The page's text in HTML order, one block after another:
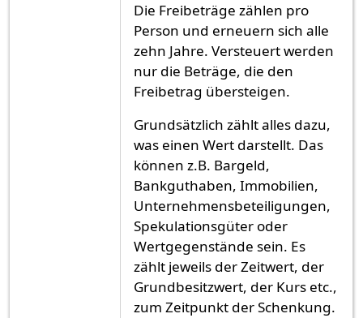
Die Freibeträge zählen pro
Person und erneuern sich alle
zehn Jahre. Versteuert werden
nur die Beträge, die den
Freibetrag übersteigen.
Grundsätzlich zählt alles dazu,
was einen Wert darstellt. Das
können z.B. Bargeld,
Bankguthaben, Immobilien,
Unternehmensbeteiligungen,
Spekulationsgüter oder
Wertgegenstände sein. Es
zählt jeweils der Zeitwert, der
Grundbesitzwert, der Kurs etc.,
zum Zeitpunkt der Schenkung.